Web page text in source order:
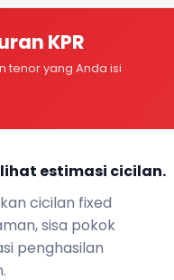
KPR
tenor yang Anda isi
estimasi cicilan.
cicilan fixed
sisa pokok
penghasilan